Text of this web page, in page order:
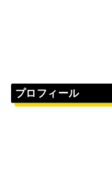
プロフィール